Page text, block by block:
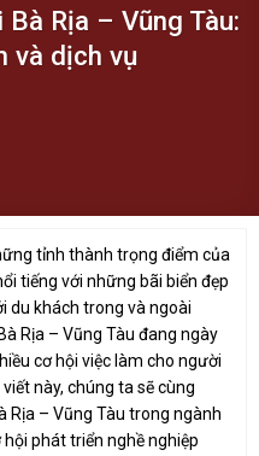
Rịa – Vũng Tàu:
và dịch vụ
tỉnh thành trọng điểm của
tiếng với những bãi biển đẹp
du khách trong và ngoài
Rịa – Vũng Tàu đang ngày
cơ hội việc làm cho người
này, chúng ta sẽ cùng
Rịa – Vũng Tàu trong ngành
phát triển nghề nghiệp